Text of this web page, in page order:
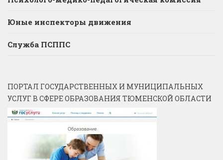
Юные инспекторы движения
Служба ПСППС
ПОРТАЛ ГОСУДАРСТВЕННЫХ И МУНИЦИПАЛЬНЫХ
УСЛУГ В СФЕРЕ ОБРАЗОВАНИЯ ТЮМЕНСКОЙ ОБЛАСТИ